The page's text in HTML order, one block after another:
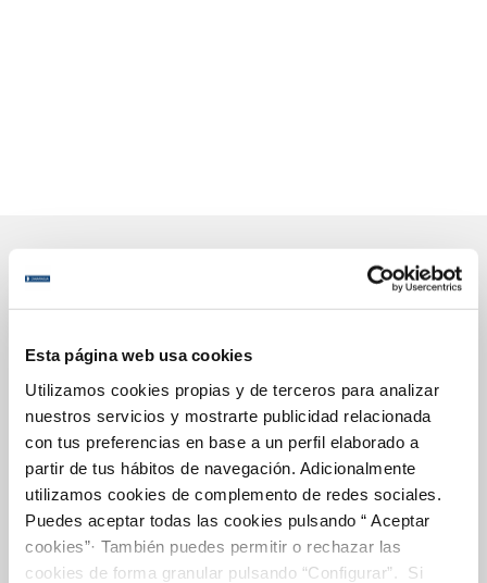
Esta página web usa cookies
Utilizamos cookies propias y de terceros para analizar
nuestros servicios y mostrarte publicidad relacionada
con tus preferencias en base a un perfil elaborado a
partir de tus hábitos de navegación. Adicionalmente
utilizamos cookies de complemento de redes sociales.
Puedes aceptar todas las cookies pulsando “ Aceptar
cookies”· También puedes permitir o rechazar las
cookies de forma granular pulsando “Configurar”. Si
Online Transactions
BILLS, PAYMENTS AND CONSUMPTION
CONTRACTS
CHANGES TO DETAILS
INCIDENTS
MY ACCOUNT